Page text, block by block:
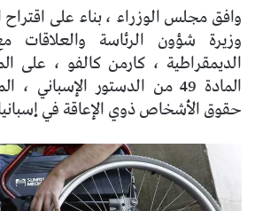
وافق مجلس الوزراء ، بناء على اقتراح
وزيرة شؤون الرئاسة والعلاقات
الديمقراطية ، كارمن كالفو ، على
المادة 49 من الدستور
حقوق الأشخاص ذوي الإعاقة في